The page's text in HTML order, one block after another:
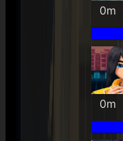
0m
0m